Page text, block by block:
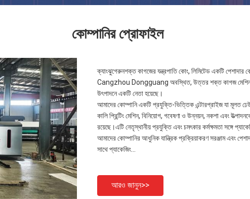
কোম্পানির প্রোফাইল
ক্যাংঝুগেরুনশক্ত কাগজের যন্ত্রপাতি কোং, লিমিটেড একটি পেশাদার
Cangzhou Dongguang অবস্থিত, উত্তর শক্ত কাগজ মেশিনারি
উৎপাদনে একটি নেতা হয়েছে।
আমাদের কোম্পানি একটি প্রযুক্তি-ভিত্তিক এন্টারপ্রাইজ যা মূলত
কালি প্রিন্টিং মেশিন, বিনিয়োগ, গবেষণা ও উন্নয়ন, নকশা এবং
রয়েছে।এটি নেতৃস্থানীয় প্রযুক্তি এবং চমৎকার কর্মক্ষমতা সঙ্গে
আমাদের কোম্পানির আধুনিক যান্ত্রিক প্রক্রিয়াকরণ সরঞ্জাম এবং
সাথে প্যাকেজিং...
আরও জানুন>>